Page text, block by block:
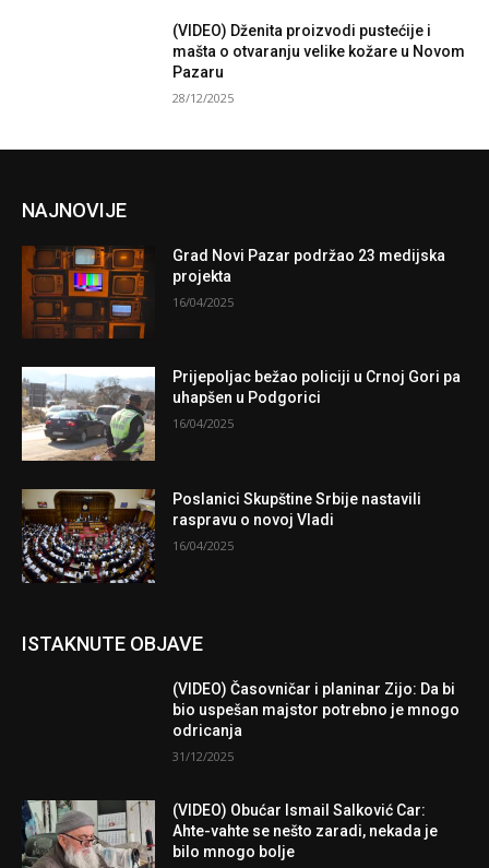
(VIDEO) Dženita proizvodi pustećije i
mašta o otvaranju velike kožare u Novom
Pazaru
28/12/2025
NAJNOVIJE
Grad Novi Pazar podržao 23 medijska
projekta
16/04/2025
Prijepoljac bežao policiji u Crnoj Gori pa
uhapšen u Podgorici
16/04/2025
Poslanici Skupštine Srbije nastavili
raspravu o novoj Vladi
16/04/2025
ISTAKNUTE OBJAVE
(VIDEO) Časovničar i planinar Zijo: Da bi
bio uspešan majstor potrebno je mnogo
odricanja
31/12/2025
(VIDEO) Obućar Ismail Salković Car:
Ahte-vahte se nešto zaradi, nekada je
bilo mnogo bolje